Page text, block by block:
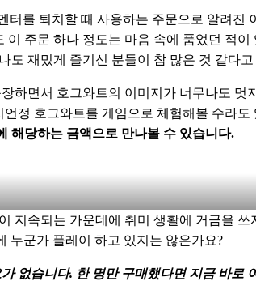
터를 퇴치할 때 사용하는 주문으로 알려
이 주문 하나 정도는 마음 속에 품었던 적
도 재밌게 즐기신 분들이 참 많은 것 같다
하면서 호그와트의 이미지가 너무나도
언정 호그와트를 게임으로 체험해볼 수라
해당하는 금액으로 만나볼 수 있습니다.
지속되는 가운데에 취미 생활에 거금을
누군가 플레이 하고 있지는 않은가요?
없습니다. 한 명만 구매했다면 지금 바로